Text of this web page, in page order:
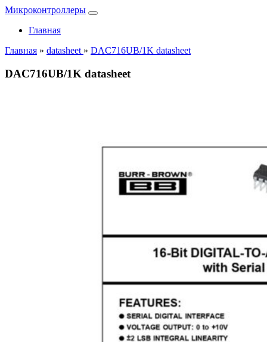
Микроконтроллеры
Главная
Главная » datasheet » DAC716UB/1K datasheet
DAC716UB/1K datasheet